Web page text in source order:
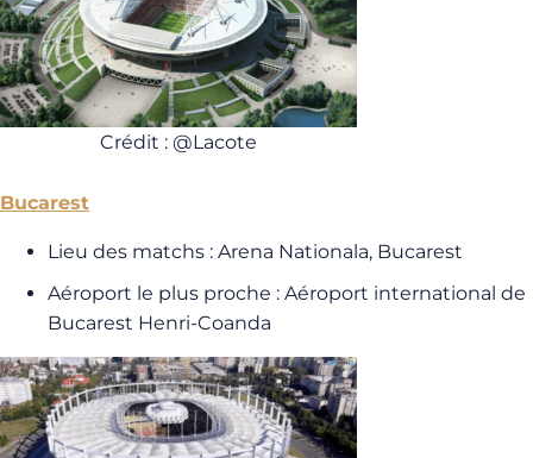
Crédit : @Lacote
Bucarest
Lieu des matchs : Arena Nationala, Bucarest
Aéroport le plus proche : Aéroport international de
Bucarest Henri-Coanda